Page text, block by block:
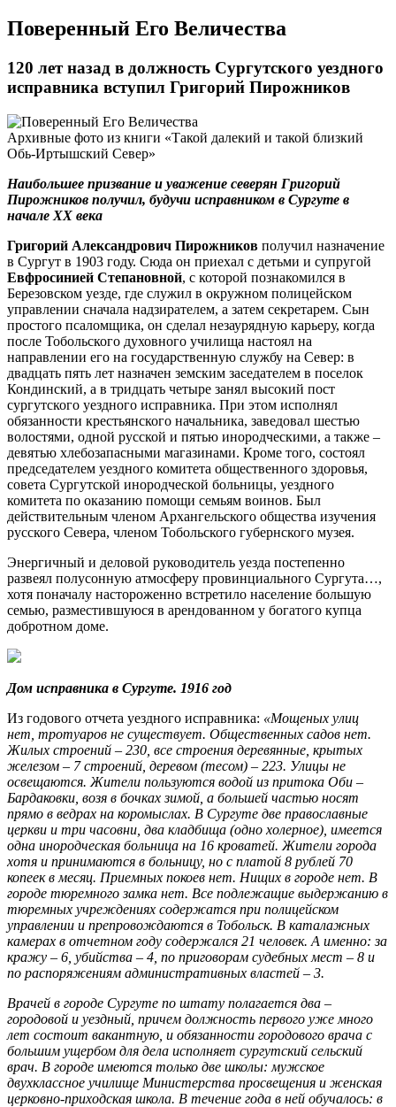
Поверенный Его Величества
120 лет назад в должность Сургутского уездного
исправника вступил Григорий Пирожников
Архивные фото из книги «Такой далекий и такой близкий
Обь-Иртышский Север»
Наибольшее призвание и уважение северян Григорий
Пирожников получил, будучи исправником в Сургуте в
начале ХХ века
Григорий Александрович Пирожников получил назначение
в Сургут в 1903 году. Сюда он приехал с детьми и супругой
Евфросинией Степановной, с которой познакомился в
Березовском уезде, где служил в окружном полицейском
управлении сначала надзирателем, а затем секретарем. Сын
простого псаломщика, он сделал незаурядную карьеру, когда
после Тобольского духовного училища настоял на
направлении его на государственную службу на Север: в
двадцать пять лет назначен земским заседателем в поселок
Кондинский, а в тридцать четыре занял высокий пост
сургутского уездного исправника. При этом исполнял
обязанности крестьянского начальника, заведовал шестью
волостями, одной русской и пятью инородческими, а также –
девятью хлебозапасными магазинами. Кроме того, состоял
председателем уездного комитета общественного здоровья,
совета Сургутской инородческой больницы, уездного
комитета по оказанию помощи семьям воинов. Был
действительным членом Архангельского общества изучения
русского Севера, членом Тобольского губернского музея.
Энергичный и деловой руководитель уезда постепенно
развеял полусонную атмосферу провинциального Сургута…,
хотя поначалу настороженно встретило население большую
семью, разместившуюся в арендованном у богатого купца
добротном доме.
Дом исправника в Сургуте. 1916 год
Из годового отчета уездного исправника: «Мощеных улиц
нет, тротуаров не существует. Общественных садов нет.
Жилых строений – 230, все строения деревянные, крытых
железом – 7 строений, деревом (тесом) – 223. Улицы не
освещаются. Жители пользуются водой из притока Оби –
Бардаковки, возя в бочках зимой, а большей частью носят
прямо в ведрах на коромыслах. В Сургуте две православные
церкви и три часовни, два кладбища (одно холерное), имеется
одна инородческая больница на 16 кроватей. Жители города
хотя и принимаются в больницу, но с платой 8 рублей 70
копеек в месяц. Приемных покоев нет. Нищих в городе нет. В
городе тюремного замка нет. Все подлежащие выдержанию в
тюремных учреждениях содержатся при полицейском
управлении и препровождаются в Тобольск. В каталажных
камерах в отчетном году содержался 21 человек. А именно: за
кражу – 6, убийства – 4, по приговорам судебных мест – 8 и
по распоряжениям административных властей – 3.
Врачей в городе Сургуте по штату полагается два –
городовой и уездный, причем должность первого уже много
лет состоит вакантную, и обязанности городового врача с
большим ущербом для дела исполняет сургутский сельский
врач. В городе имеются только две школы: мужское
двухклассное училище Министерства просвещения и женская
церковно-приходская школа. В течение года в ней обучалось: в